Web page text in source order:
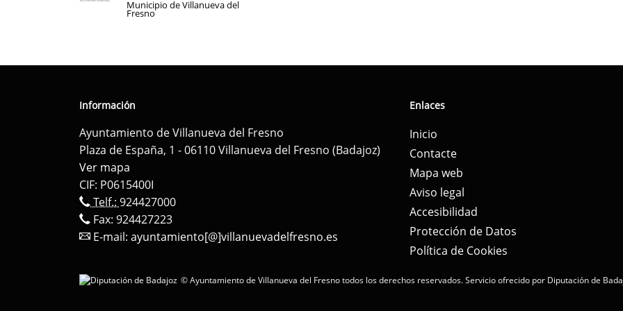
Municipio de Villanueva del
Fresno
Información
Ayuntamiento de Villanueva del Fresno
Plaza de España, 1 - 06110 Villanueva del Fresno (Badajoz)
Ver mapa
CIF: P0615400I
Telf.: 924427000
Fax: 924427223
E-mail: ayuntamiento[@]villanuevadelfresno.es
Enlaces
Inicio
Contacte
Mapa web
Aviso legal
Accesibilidad
Protección de Datos
Política de Cookies
© Ayuntamiento de Villanueva del Fresno todos los derechos reservados.Servicio ofrecido por Diputación de